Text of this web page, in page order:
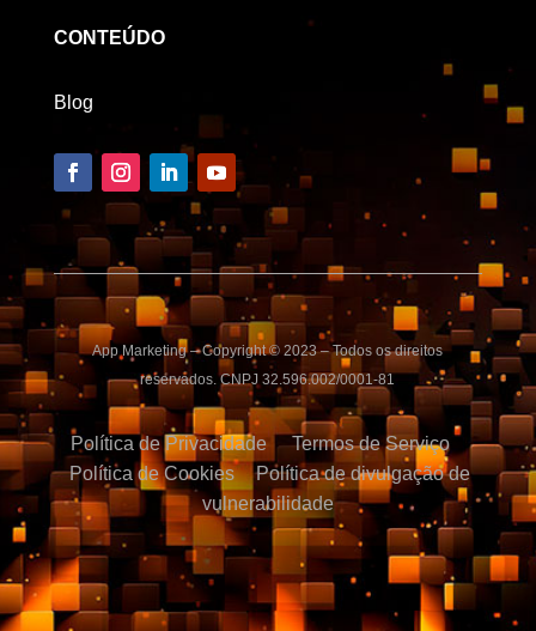
CONTEÚDO
Blog
App Marketing – Copyright © 2023 – Todos os direitos
reservados. CNPJ 32.596.002/0001-81
Política de Privacidade
Termos de Serviço
Política de Cookies
Política de divulgação de
vulnerabilidade